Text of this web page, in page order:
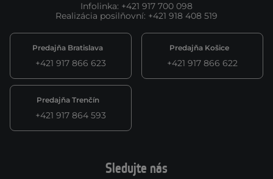
Infolinka: +421 917 700 098
Realizácia posilňovní: +421 918 408 519
Predajňa Bratislava
+421 917 866 623
Predajňa Košice
+421 917 866 622
Predajňa Trenčín
+421 917 864 593
Sledujte nás